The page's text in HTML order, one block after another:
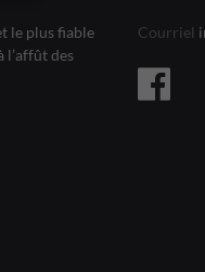
le plus fiable
l’affût des
Courriel